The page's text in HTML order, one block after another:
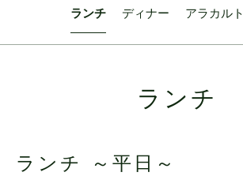
ランチ ディナー アラカルト
ランチ
ランチ ～平日～